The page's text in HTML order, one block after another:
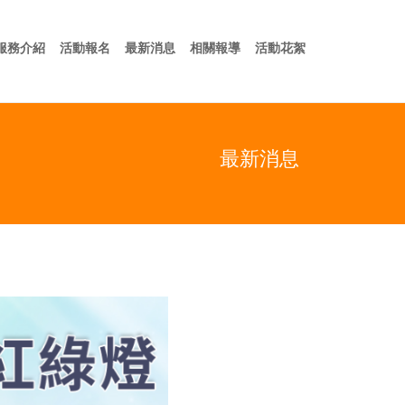
我們
務介紹服務介紹
活動報名 活動報名
最新消息 最新消息
相關報導相關報導
活動花絮活動花絮
最新消息